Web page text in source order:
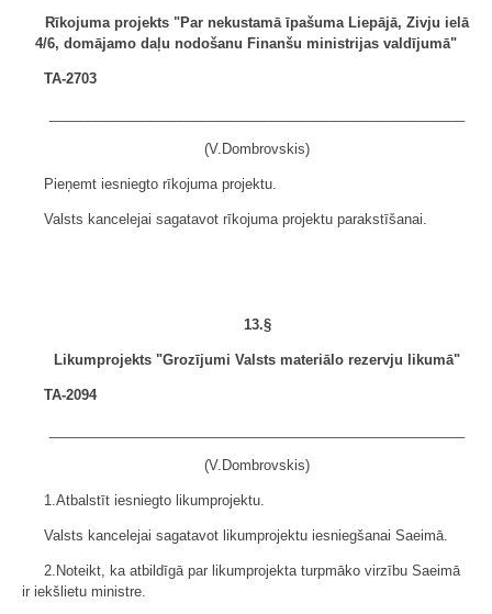
Rīkojuma projekts "Par nekustamā īpašuma Liepājā, Zivju ielā
4/6, domājamo daļu nodošanu Finanšu ministrijas valdījumā"
TA-2703
(V.Dombrovskis)
Pieņemt iesniegto rīkojuma projektu.
Valsts kancelejai sagatavot rīkojuma projektu parakstīšanai.
13.§
Likumprojekts "Grozījumi Valsts materiālo rezervju likumā"
TA-2094
(V.Dombrovskis)
1.Atbalstīt iesniegto likumprojektu.
Valsts kancelejai sagatavot likumprojektu iesniegšanai Saeimā.
2.Noteikt, ka atbildīgā par likumprojekta turpmāko virzību Saeimā
ir iekšlietu ministre.